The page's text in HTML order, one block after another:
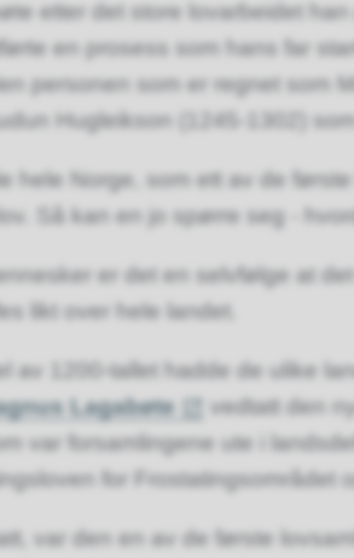
etter det store lovarbeidet
en prosess som hans far
personen som er regnet som
Hugleikson (1245-1302)
hele Norge, som ett av de
Så kan en jo spørre seg -
er det en selvfølge at
likt over hele landet.
av 1200-tallet hadde de ulike
Lagabøte
vedtatt den
var forsamlingene ute i
for Frostatingsområdet
var den en av de første